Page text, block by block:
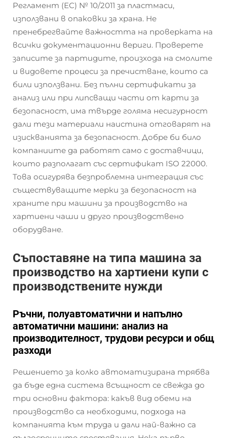
Регламент (ЕС) № 10/2011 за пластмаси,
използвани в опаковки за храна. Не
пренебрегвайте важността на проверката на
всички документационни вериги. Проверете
записите за партидите, произхода на смолите
и видовете процеси за пречистване, които са
били използвани. Без пълни сертификати за
анализ или при липсващи части от карти за
безопасност, има твърде голяма несигурност
дали тези материали наистина отговарят на
изискванията за безопасност. Добре би било
компаниите да работят само с доставчици,
които разполагат със сертификат ISO 22000.
Това осигурява безпроблемна интеграция със
съществуващите мерки за безопасност на
храните при машини за производство на
хартиени чаши и друго производствено
оборудване.
Съпоставяне на типа машина за
производство на хартиени купи с
производствените нужди
Ръчни, полуавтоматични и напълно
автоматични машини: анализ на
производителност, трудови ресурси и общ
разходи
Решението за колко автоматизирана трябва
да бъде една система всъщност се свежда до
три основни фактора: какъв вид обеми на
производство са необходими, подхода на
компанията към труда и дали най-важно са